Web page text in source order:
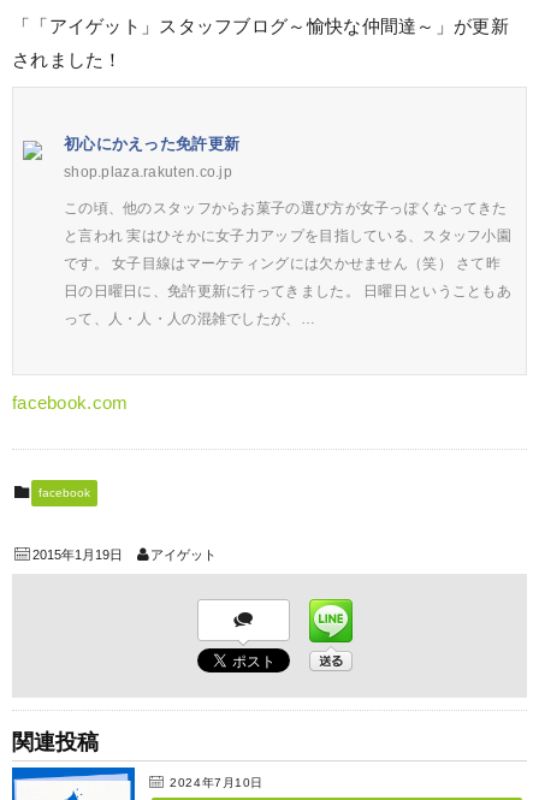
「「アイゲット」スタッフブログ～愉快な仲間達～」が更新
されました！
初心にかえった免許更新
shop.plaza.rakuten.co.jp
この頃、他のスタッフからお菓子の選び方が女子っぽくなってきた
と言われ 実はひそかに女子力アップを目指している、スタッフ小園
です。 女子目線はマーケティングには欠かせません（笑） さて昨
日の日曜日に、免許更新に行ってきました。 日曜日ということもあ
って、人・人・人の混雑でしたが、…
facebook.com
facebook
2015年1月19日 アイゲット
関連投稿
2024年7月10日